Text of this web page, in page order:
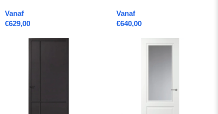
Vanaf
€629,00
Vanaf
€640,00